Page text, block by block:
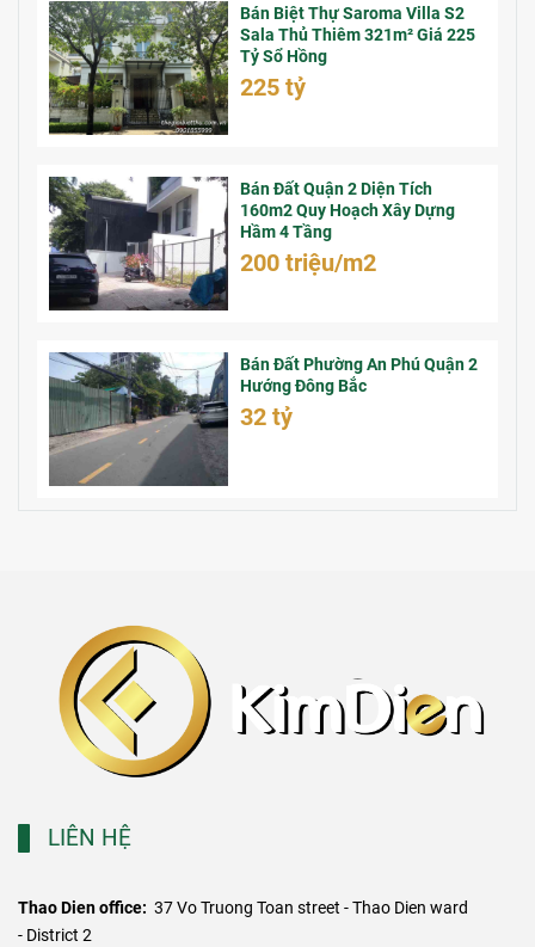
Bán Biệt Thự Saroma Villa S2
Sala Thủ Thiêm 321m² Giá 225
Tỷ Sổ Hồng
225 tỷ
Bán Đất Quận 2 Diện Tích
160m2 Quy Hoạch Xây Dựng
Hầm 4 Tầng
200 triệu/m2
Bán Đất Phường An Phú Quận 2
Hướng Đông Bắc
32 tỷ
LIÊN HỆ
Thao Dien office: 37 Vo Truong Toan street - Thao Dien ward
- District 2